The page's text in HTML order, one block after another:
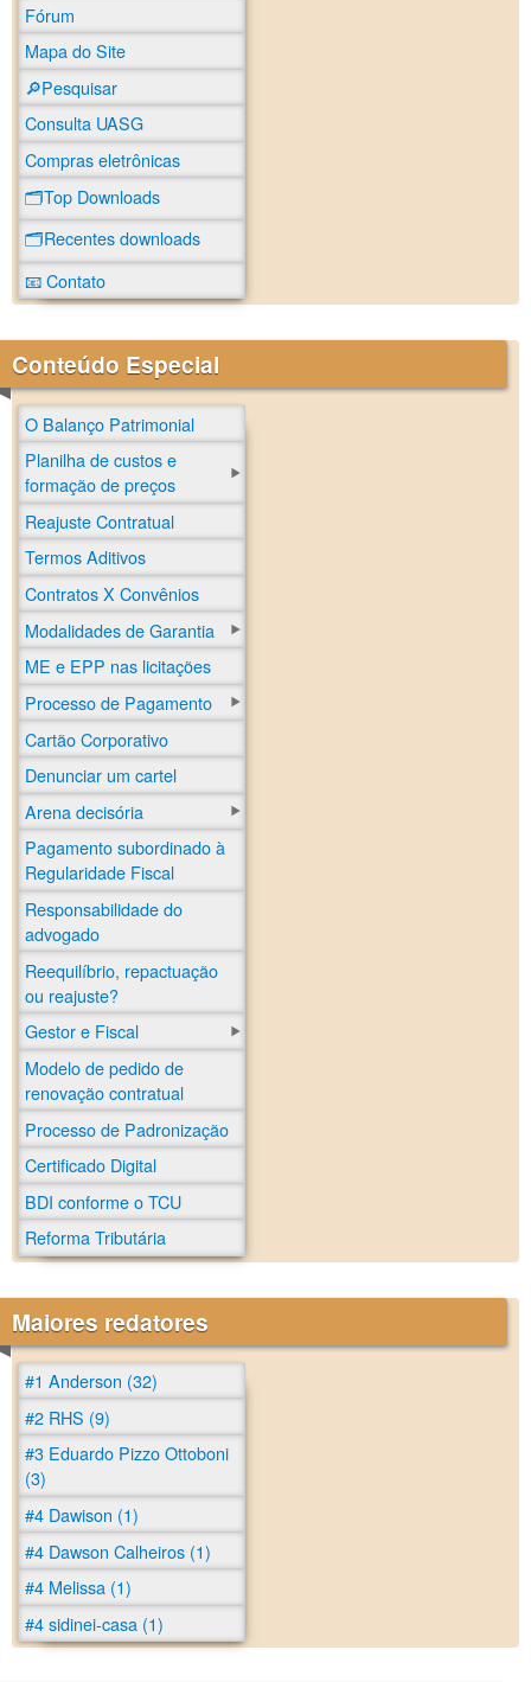
Fórum
Mapa do Site
🔎Pesquisar
Consulta UASG
Compras eletrônicas
🗂️Top Downloads
🗂️Recentes downloads
📧 Contato
Conteúdo Especial
O Balanço Patrimonial
Planilha de custos e
formação de preços
Reajuste Contratual
Termos Aditivos
Contratos X Convênios
Modalidades de Garantia
ME e EPP nas licitações
Processo de Pagamento
Cartão Corporativo
Denunciar um cartel
Arena decisória
Pagamento subordinado à
Regularidade Fiscal
Responsabilidade do
advogado
Reequilíbrio, repactuação
ou reajuste?
Gestor e Fiscal
Modelo de pedido de
renovação contratual
Processo de Padronização
Certificado Digital
BDI conforme o TCU
Reforma Tributária
Maiores redatores
#1 Anderson (32)
#2 RHS (9)
#3 Eduardo Pizzo Ottoboni
(3)
#4 Dawison (1)
#4 Dawson Calheiros (1)
#4 Melissa (1)
#4 sidinei-casa (1)